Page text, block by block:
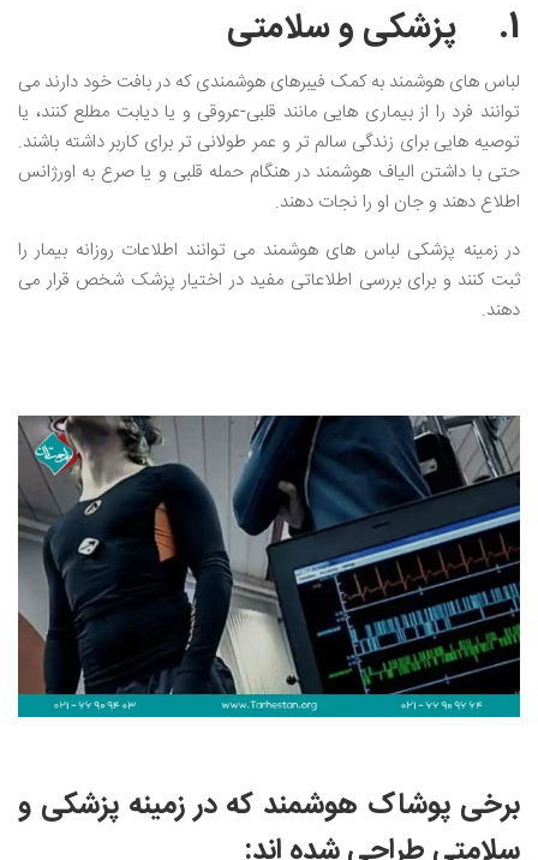
1. پزشکی و سلامتی
لباس های هوشمند به کمک فیبرهای هوشمندی که در بافت خود دارند می
توانند فرد را از بیماری هایی مانند قلبی-عروقی و یا دیابت مطلع کنند، یا
توصیه هایی برای زندگی سالم تر و عمر طولانی تر برای کاربر داشته باشند.
حتی با داشتن الیاف هوشمند در هنگام حمله قلبی و یا صرع به اورژانس
اطلاع دهند و جان او را نجات دهند.
در زمینه پزشکی لباس های هوشمند می توانند اطلاعات روزانه بیمار را
ثبت کنند و برای بررسی اطلاعاتی مفید در اختیار پزشک شخص قرار می
دهند.
برخی پوشاک هوشمند که در زمینه پزشکی و